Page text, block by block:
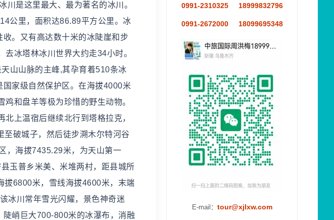
川是这里最大、最为著名的冰川。
公里，面积达86.89平方公里。冰
。又有高达数十米的冰陡崖和步
冰塔林冰川世界大约走34小时。
山山脉的主峰,其孕育着510条冰
家级自然保护区。在海拔4000米
和盘羊等极为珍惜的野生动物。
上温宿后继续北行到塔格拉克，
破城子，然后徒步溯木尔特河谷
，海拔7435.29米，为天山第一
玉普乡米美、米堆两村，距县城所
拔6800米，雪线海拔4600米，末端
冰川常年雪光闪耀，景色神奇迷
峭巨大700-800米的冰瀑布，消融
0991-2310325 18999832796
0991-2672000 18099695348
E-mail： tour@xjlxw.com